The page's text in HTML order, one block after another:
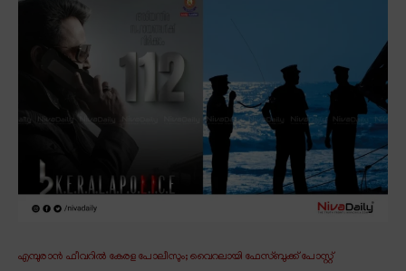
എമ്പുരാൻ ഫീവറിൽ കേരള പോലീസും; വൈറലായി ഫേസ്ബുക്ക് പോസ്റ്റ്